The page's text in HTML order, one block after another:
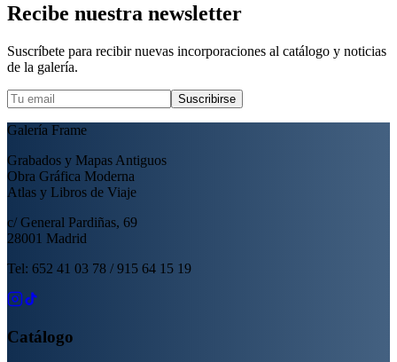
Recibe nuestra newsletter
Suscríbete para recibir nuevas incorporaciones al catálogo y noticias
de la galería.
Suscribirse
Galería Frame
Grabados y Mapas Antiguos
Obra Gráfica Moderna
Atlas y Libros de Viaje
c/ General Pardiñas, 69
28001 Madrid
Tel: 652 41 03 78 / 915 64 15 19
Catálogo